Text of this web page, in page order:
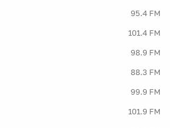
95.4 FM
101.4 FM
98.9 FM
88.3 FM
99.9 FM
101.9 FM